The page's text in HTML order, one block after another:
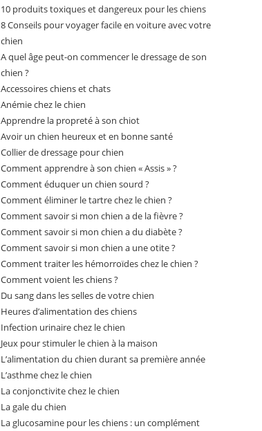
10 produits toxiques et dangereux pour les chiens
8 Conseils pour voyager facile en voiture avec votre
chien
A quel âge peut-on commencer le dressage de son
chien ?
Accessoires chiens et chats
Anémie chez le chien
Apprendre la propreté à son chiot
Avoir un chien heureux et en bonne santé
Collier de dressage pour chien
Comment apprendre à son chien « Assis » ?
Comment éduquer un chien sourd ?
Comment éliminer le tartre chez le chien ?
Comment savoir si mon chien a de la fièvre ?
Comment savoir si mon chien a du diabète ?
Comment savoir si mon chien a une otite ?
Comment traiter les hémorroïdes chez le chien ?
Comment voient les chiens ?
Du sang dans les selles de votre chien
Heures d’alimentation des chiens
Infection urinaire chez le chien
Jeux pour stimuler le chien à la maison
L’alimentation du chien durant sa première année
L’asthme chez le chien
La conjonctivite chez le chien
La gale du chien
La glucosamine pour les chiens : un complément